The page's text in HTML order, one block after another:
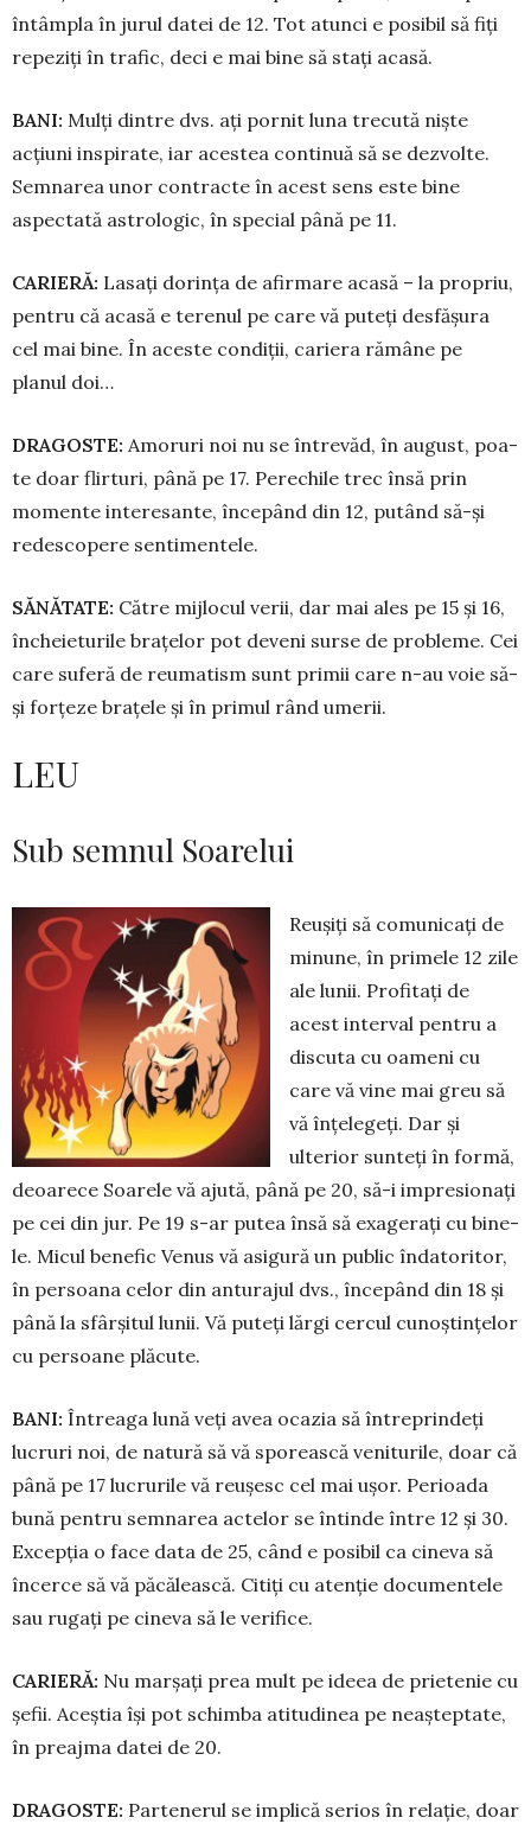
întâmpla în jurul datei de 12. Tot atunci e posibil să fiți
repeziți în trafic, deci e mai bine să stați acasă.
BANI: Mulți dintre dvs. ați pornit luna trecută niște
acțiuni inspirate, iar acestea continuă să se dezvolte.
Semnarea unor contracte în acest sens este bine
aspectată astrologic, în special până pe 11.
CARIERĂ: Lasați dorința de afir­ma­re acasă – la propriu,
pentru că aca­să e terenul pe care vă puteți des­fășura
cel mai bine. În aceste con­diții, cariera rămâne pe
planul doi…
DRAGOSTE: Amoruri noi nu se întrevăd, în august, poa­
te doar flirturi, până pe 17. Pe­re­chile trec însă prin
momente interesante, începând din 12, putând să-și
redescopere sen­ti­mentele.
SĂNĂTATE: Către mijlocul verii, dar mai ales pe 15 și 16,
înche­ie­tu­rile brațelor pot deveni surse de pro­bleme. Cei
care suferă de reumatism sunt primii care n-au voie să-
și for­țeze brațele și în primul rând umerii.
LEU
Sub semnul Soarelui
Reușiți să comunicați de
mi­nu­ne, în primele 12 zile
ale lunii. Profitați de
acest inter­val pen­tru a
discuta cu oa­meni cu
care vă vine mai greu să
vă înțele­geți. Dar și
ulterior sunteți în for­mă,
deoa­re­ce Soarele vă aju­­­tă, până pe 20, să-i impre­sio­nați
pe cei din jur. Pe 19 s-ar putea însă să exagerați cu bi­ne­
le. Mi­cul benefic Venus vă asi­gură un pu­blic îndatoritor,
în per­soana celor din an­tu­rajul dvs., înce­pând din 18 și
pâ­nă la sfârșitul lunii. Vă puteți lărgi cer­cul cunoștințelor
cu persoane plă­cute.
BANI: Întreaga lună veți avea ocazia să întreprindeți
lucruri noi, de natură să vă sporească veniturile, doar că
pâ­nă pe 17 lucrurile vă reușesc cel mai ușor. Pe­rioada
bună pentru semnarea actelor se întinde între 12 și 30.
Ex­cepția o face data de 25, când e posibil ca ci­neva să
încerce să vă păcălească. Citiți cu atenție documentele
sau ru­gați pe cineva să le verifice.
CARIERĂ: Nu marșați prea mult pe ideea de pri­etenie cu
șefii. Aceș­tia își pot schimba atitudinea pe neașteptate,
în preajma da­tei de 20.
DRAGOSTE: Partenerul se im­pli­că serios în relație, doar